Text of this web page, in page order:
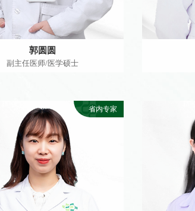
郭圆圆
副主任医师/医学硕士
省内专家